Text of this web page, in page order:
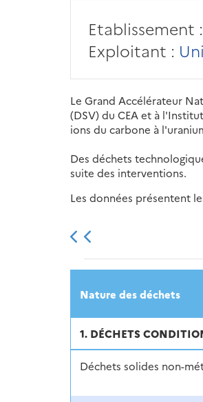
Etablissement :
Exploitant :
Le Grand Accélérateur
(DSV) du CEA et à
ions du carbone à
Des déchets
suite des interventions.
Les données présentent
2013
Nature des déchets
1. DÉCHETS
Déchets solides non-